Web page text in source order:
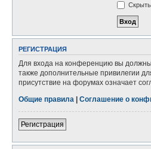
РЕГИСТРАЦИЯ
Для входа на конференцию вы должны
также дополнительные привилегии
присутствие на форумах означает
Общие правила | Соглашение о
Регистрация